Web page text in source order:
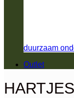
duurzaam
Outlet
HARTJES